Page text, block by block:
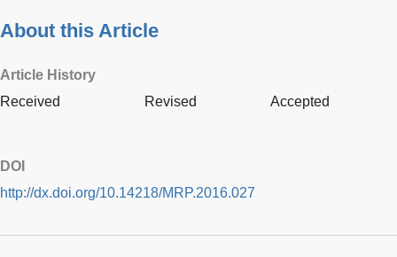
About this Article
Article History
Received
Revised Accepted
DOI
http://dx.doi.org/10.14218/MRP.2016.027